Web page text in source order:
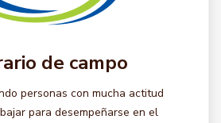
de campo
personas con mucha actitud
para desempeñarse en el